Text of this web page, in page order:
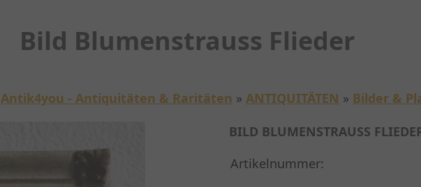
Bild Blumenstrauss Flieder
Antik4you - Antiquitäten & Raritäten » ANTIQUITÄTEN » Bilder &
BILD BLUMENSTRAUSS
Artikelnummer: